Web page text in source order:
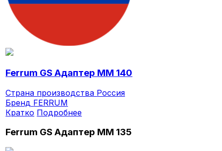
Ferrum GS Адаптер ММ 140
Страна производства Россия
Бренд FERRUM
Кратко Подробнее
Ferrum GS Адаптер ММ 135